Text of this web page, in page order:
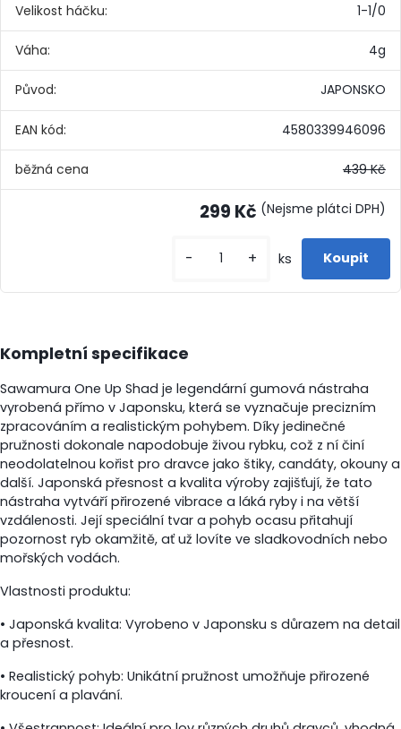
Velikost háčku: 1-1/0
Váha: 4g
Původ: JAPONSKO
EAN kód: 4580339946096
běžná cena 439 Kč
299 Kč (Nejsme plátci DPH)
- + ks
Kompletní specifikace
Sawamura One Up Shad je legendární gumová nástraha
vyrobená přímo v Japonsku, která se vyznačuje precizním
zpracováním a realistickým pohybem. Díky jedinečné
pružnosti dokonale napodobuje živou rybku, což z ní činí
neodolatelnou kořist pro dravce jako štiky, candáty, okouny a
další. Japonská přesnost a kvalita výroby zajišťují, že tato
nástraha vytváří přirozené vibrace a láká ryby i na větší
vzdálenosti. Její speciální tvar a pohyb ocasu přitahují
pozornost ryb okamžitě, ať už lovíte ve sladkovodních nebo
mořských vodách.
Vlastnosti produktu:
• Japonská kvalita: Vyrobeno v Japonsku s důrazem na detail
a přesnost.
• Realistický pohyb: Unikátní pružnost umožňuje přirozené
kroucení a plavání.